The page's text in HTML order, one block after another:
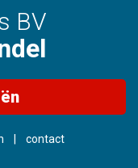
BV
contact